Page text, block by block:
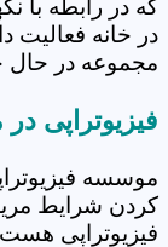
که در رابطه با
در خانه فعالیت
مجموعه در
فیزیوتراپی
موسسه
کردن شرایط
فیزیوتراپی